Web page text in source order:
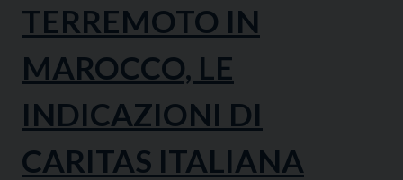
TERREMOTO IN
MAROCCO, LE
INDICAZIONI DI
CARITAS ITALIANA